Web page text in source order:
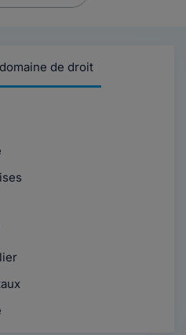
de droit